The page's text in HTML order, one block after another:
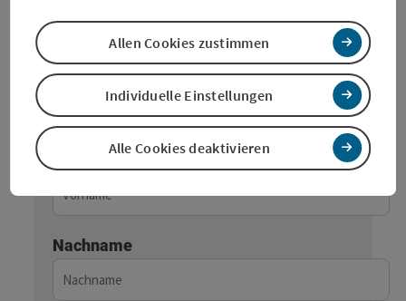
Anrede
Nachname
Alle Cookies deaktivieren
Individuelle Einstellungen
Allen Cookies zustimmen